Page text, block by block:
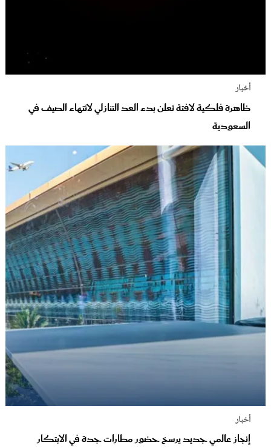
أخبار
ظاهرة فلكية لافتة تعلن بدء العد التنازلي لانتهاء الصيف في
السعودية
أخبار
إنجاز عالمي جديد يرسخ حضور مطارات جدة في الابتكار